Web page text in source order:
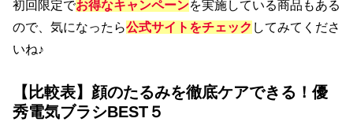
初回限定でお得なキャンペーンを実施している商品もある
ので、気になったら公式サイトをチェック してみてくださ
いね♪
【比較表】顔のたるみを徹底ケアできる！優
秀電気ブラシBEST５